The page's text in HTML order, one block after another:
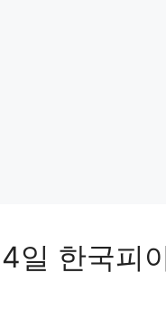
일 한국피